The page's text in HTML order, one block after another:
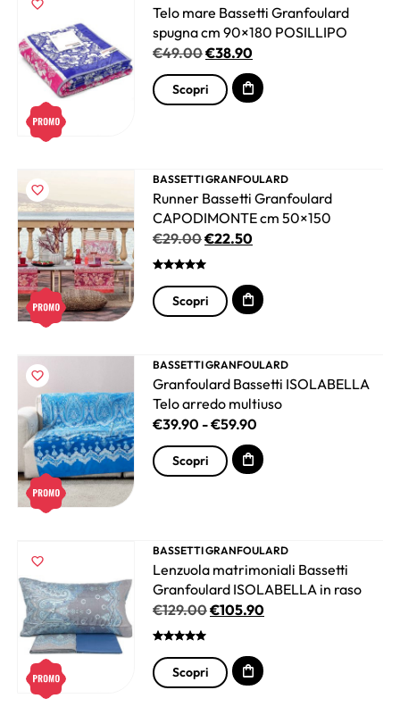
Telo mare Bassetti Granfoulard
spugna cm 90×180 POSILLIPO
€49.00€38.90
Scopri
BASSETTI GRANFOULARD
Runner Bassetti Granfoulard
CAPODIMONTE cm 50×150
€29.00€22.50
Scopri
BASSETTI GRANFOULARD
Granfoulard Bassetti ISOLABELLA
Telo arredo multiuso
€39.90 -€59.90
Scopri
BASSETTI GRANFOULARD
Lenzuola matrimoniali Bassetti
Granfoulard ISOLABELLA in raso
€129.00€105.90
Scopri